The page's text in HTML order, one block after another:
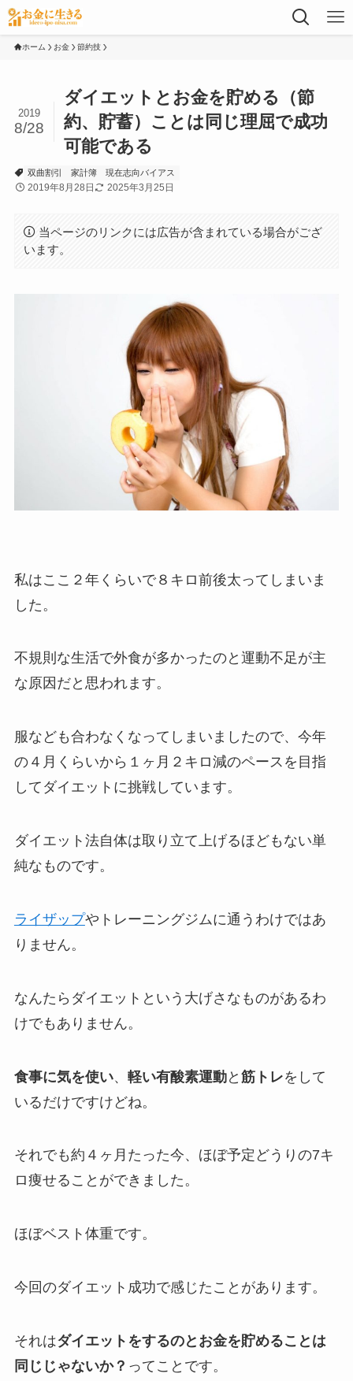
ホーム お金 節約技
ダイエットとお金を貯める（節
約、貯蓄）ことは同じ理屈で成功
可能である
2019
8/28
双曲割引 家計簿 現在志向バイアス
2019年8月28日 2025年3月25日
当ページのリンクには広告が含まれている場合がござ
います。
私はここ２年くらいで８キロ前後太ってしまいま
した。
不規則な生活で外食が多かったのと運動不足が主
な原因だと思われます。
服なども合わなくなってしまいましたので、今年
の４月くらいから１ヶ月２キロ減のペースを目指
してダイエットに挑戦しています。
ダイエット法自体は取り立て上げるほどもない単
純なものです。
ライザップやトレーニングジムに通うわけではあ
りません。
なんたらダイエットという大げさなものがあるわ
けでもありません。
食事に気を使い、 軽い有酸素運動と 筋トレをして
いるだけですけどね。
それでも約４ヶ月たった今、ほぼ予定どうりの7キ
ロ痩せることができました。
ほぼベスト体重です。
今回のダイエット成功で感じたことがあります。
それはダイエットをするのとお金を貯めることは
同じじゃないか？ ってことです。